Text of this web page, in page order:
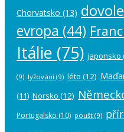
Chorvatsko (13)
evropa (44)
Itálie (75) japonsko
(9) lyžování (9) léto (12)
(11) Norsko (12)
Portugalsko (10) poušť(9)